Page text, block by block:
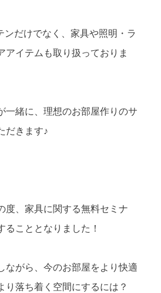
ンだけでなく、家具や照明・ラ
アイテムも取り扱っておりま
一緒に、理想のお部屋作りのサ
だきます♪
度、家具に関する無料セミナ
ることとなりました！
ながら、今のお部屋をより快適
り落ち着く空間にするには？